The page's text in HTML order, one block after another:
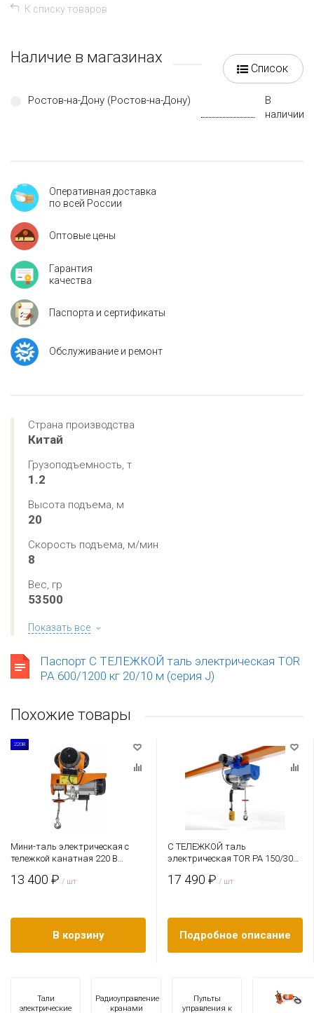
К списку товаров
Наличие в магазинах
Список
Ростов-на-Дону (Ростов-на-Дону)
В
наличии
Оперативная доставка
по всей России
Оптовые цены
Гарантия
качества
Паспорта и сертификаты
Обслуживание и ремонт
Страна производства
Китай
Грузоподъемность, т
1.2
Высота подъема, м
20
Скорость подъема, м/мин
8
Вес, гр
53500
Показать все
Паспорт С ТЕЛЕЖКОЙ таль электрическая TOR
PA 600/1200 кг 20/10 м (серия J)
Похожие товары
220В
Мини-таль электрическая с
тележкой канатная 220 В
м РА, Сибталь
13 400 ₽ / шт
В корзину
С ТЕЛЕЖКОЙ таль
электрическая TOR PA 150/300
17 490 ₽ / шт
Подробное описание
Тали
электрические
Радиоуправление
кранами
Пульты
управления к